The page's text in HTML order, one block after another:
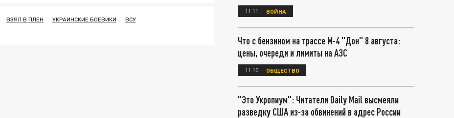
ВЗЯЛ В ПЛЕН УКРАИНСКИЕ БОЕВИКИ
ВСУ
11:11 ВОЙНА
Что с бензином на трассе М-4 "Дон" 8 августа:
цены, очереди и лимиты на АЗС
11:10 ОБЩЕСТВО
"Это Укропиум": Читатели Daily Mail высмеяли
разведку США из-за обвинений в адрес России